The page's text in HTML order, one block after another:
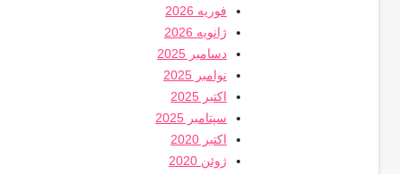
فوریه 2026
ژانویه 2026
دسامبر 2025
نوامبر 2025
اکتبر 2025
سپتامبر 2025
اکتبر 2020
ژوئن 2020